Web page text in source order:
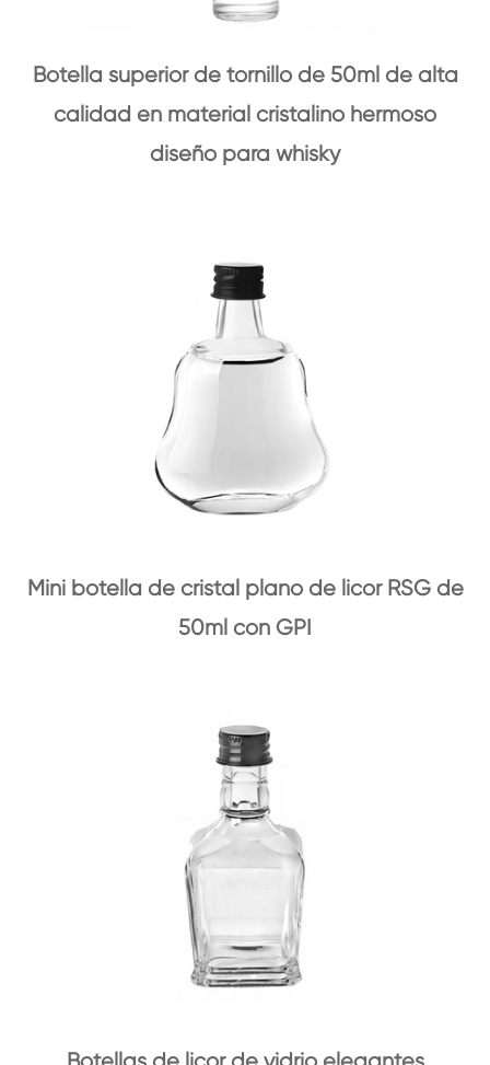
Botella superior de tornillo de 50ml de alta
calidad en material cristalino hermoso
diseño para whisky
Mini botella de cristal plano de licor RSG de
50ml con GPI